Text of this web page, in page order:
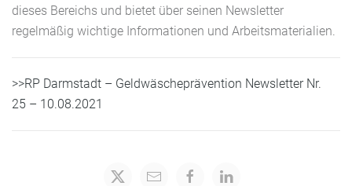
dieses Bereichs und bietet über seinen Newsletter
regelmäßig wichtige Informationen und Arbeitsmaterialien.
>>RP Darmstadt – Geldwäscheprävention Newsletter Nr.
25 – 10.08.2021